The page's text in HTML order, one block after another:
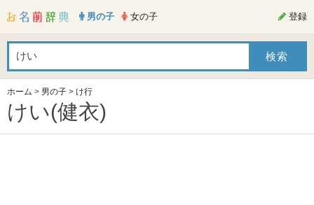
男の子 女の子 登録
ホーム > 男の子 > け行
けい(健衣)